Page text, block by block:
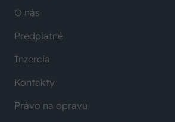
O nás
Predplatné
Inzercia
Kontakty
Právo na opravu